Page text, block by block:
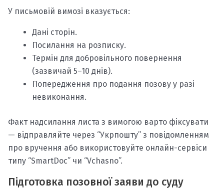
У письмовій вимозі вказується:
Дані сторін.
Посилання на розписку.
Термін для добровільного повернення
(зазвичай 5–10 днів).
Попередження про подання позову у разі
невиконання.
Факт надсилання листа з вимогою варто фіксувати
— відправляйте через “Укрпошту” з повідомленням
про вручення або використовуйте онлайн-сервіси
типу “SmartDoc” чи “Vchasno”.
Підготовка позовної заяви до суду